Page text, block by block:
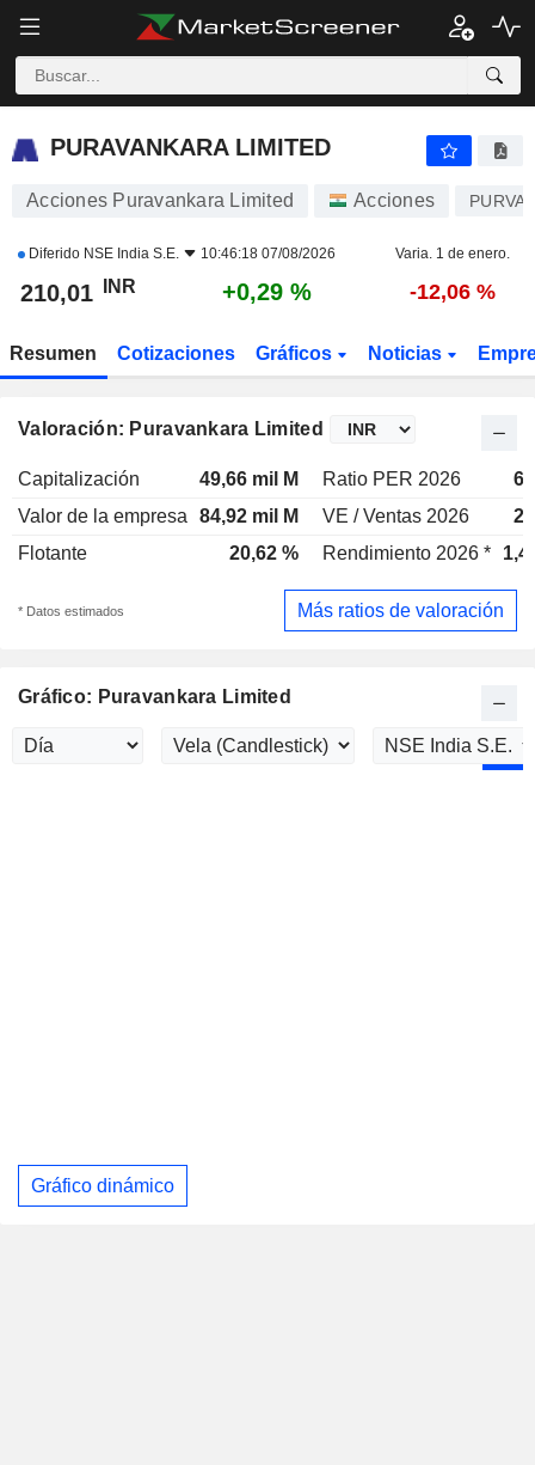
PURAVANKARA LIMITED
PURAVANKARA LIMITED
Acciones Puravankara Limited Acciones PURVA
Diferido NSE India S.E. 10:46:18 07/08/2026 Varia. 1 de enero.
210,01 INR +0,29 % -12,06 %
Resumen Cotizaciones Gráficos Noticias
Valoración: Puravankara Limited
Capitalización 49,66 mil M Ratio PER 2026
Valor de la empresa
84,92 mil M VE / Ventas 2026
Flotante
20,62 % Rendimiento 2026 *
* Datos estimados Más ratios de valoración
Gráfico: Puravankara Limited
Gráfico dinámico